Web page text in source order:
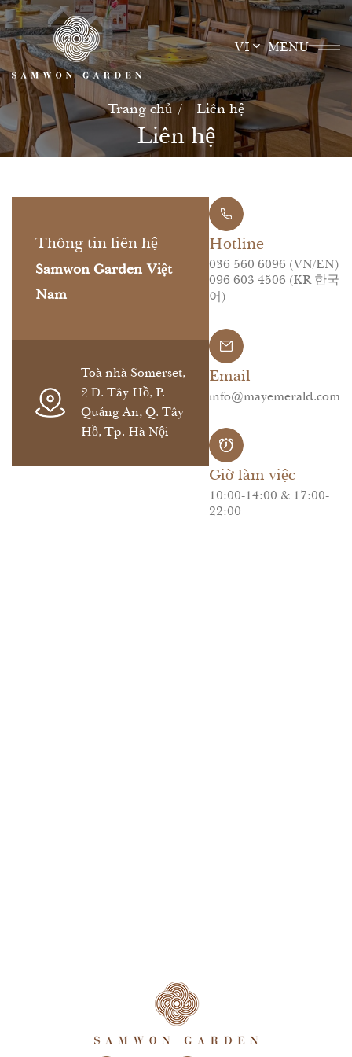
Skip
to
content
VI MENU
Trang chủ Liên hệ
Liên hệ
Thông tin liên hệ
Samwon Garden Việt
Nam
Toà nhà Somerset,
2 Đ. Tây Hồ, P.
Quảng An, Q. Tây
Hồ, Tp. Hà Nội
Hotline
036 560 6096 (VN/EN)
096 603 4506 (KR 한국
어)
Email
info@mayemerald.com
Giờ làm việc
10:00-14:00 & 17:00-
22:00